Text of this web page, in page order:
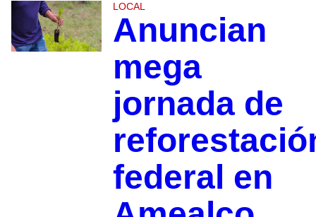
LOCAL
Anuncian
mega
jornada de
federal en